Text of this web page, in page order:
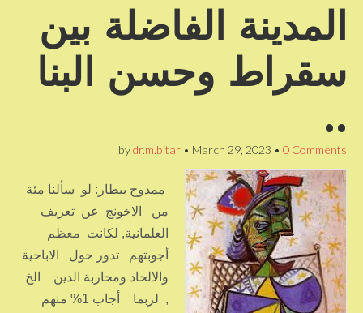
المدينة الفاضلة بين
سقراط وحسن البنا
..
bydr.m.bitar • March 29, 2023 • 0 Comments
ممدوح بيطار: لو سألنا مئة
من الاخونج عن تعريف
العلمانية, لكانت معظم
أجوبتهم تدور حول الاباحية
والالحاد ومحاربة الدين الخ
, لربما أجاب 1% منهم